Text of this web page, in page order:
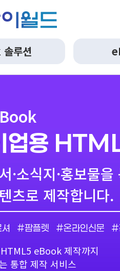
루션
업용
·소식지·홍보물
츠로 제작합니다.
#팜플렛 #온라인신문 #
HTML5 eBook 제작까지
통합 제작 서비스